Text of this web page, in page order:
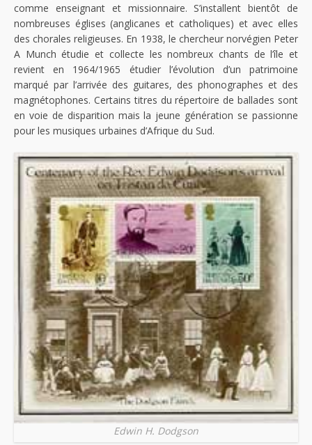
comme enseignant et missionnaire. S’installent bientôt de
nombreuses églises (anglicanes et catholiques) et avec elles
des chorales religieuses. En 1938, le chercheur norvégien Peter
A Munch étudie et collecte les nombreux chants de l’île et
revient en 1964/1965 étudier l’évolution d’un patrimoine
marqué par l’arrivée des guitares, des phonographes et des
magnétophones. Certains titres du répertoire de ballades sont
en voie de disparition mais la jeune génération se passionne
pour les musiques urbaines d’Afrique du Sud.
Edwin H. Dodgson